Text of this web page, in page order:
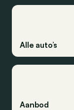
Alle auto’s
Aanbod